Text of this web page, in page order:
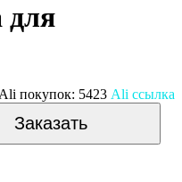
для
Ali покупок: 5423 Ali ссылка
Заказать